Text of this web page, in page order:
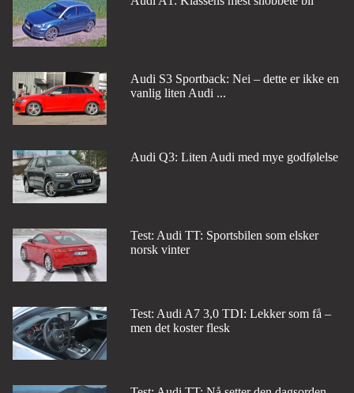
Audi S3 Sportback: Nei – dette er ikke en
vanlig liten Audi ...
Audi Q3: Liten Audi med mye godfølelse
Test: Audi TT: Sportsbilen som elsker
norsk vinter
Test: Audi A7 3,0 TDI: Lekker som få –
men det koster flesk